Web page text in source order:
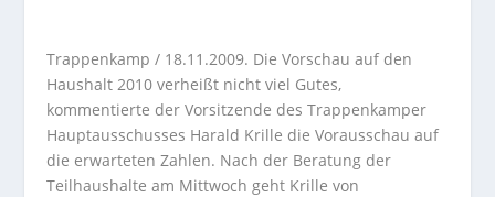
Trappenkamp / 18.11.2009. Die Vorschau auf den
Haushalt 2010 verheißt nicht viel Gutes,
kommentierte der Vorsitzende des Trappenkamper
Hauptausschusses Harald Krille die Vorausschau auf
die erwarteten Zahlen. Nach der Beratung der
Teilhaushalte am Mittwoch geht Krille von